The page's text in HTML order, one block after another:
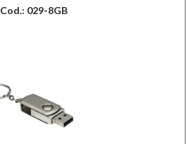
Cod.: 029-8GB